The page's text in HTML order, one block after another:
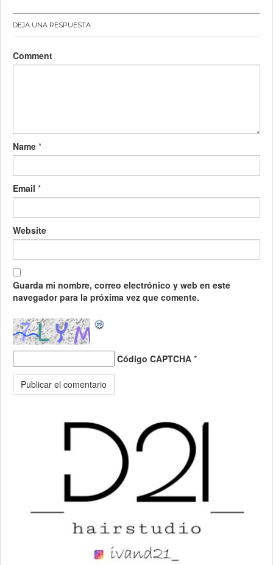
DEJA UNA RESPUESTA
Comment
Name *
Email *
Website
Guarda mi nombre, correo electrónico y web en este
navegador para la próxima vez que comente.
Código CAPTCHA *